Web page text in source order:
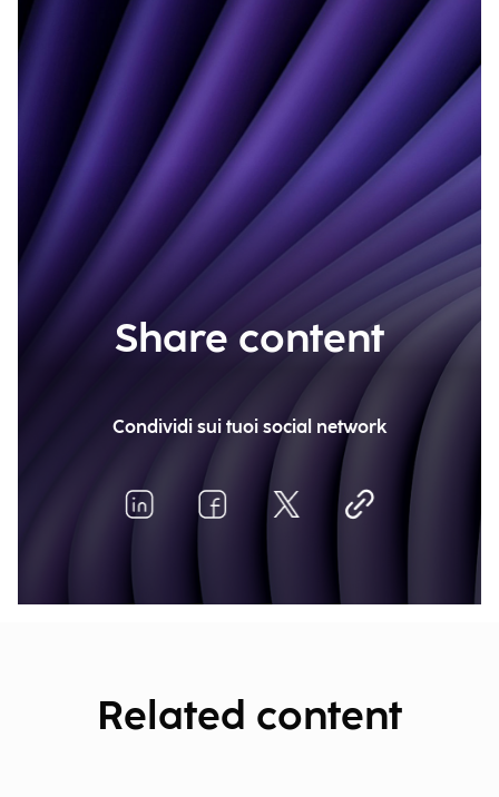
Share content
Condividi sui tuoi social network
Related content